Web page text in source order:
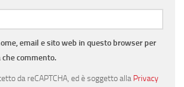
email e sito web in questo browser per
commento.
da reCAPTCHA, ed è soggetto alla Privacy